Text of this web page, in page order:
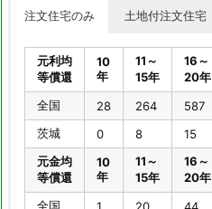
城
注文住宅のみ 土地付注文住宅
元利均
等償還
10
年
11～
15年
16～
20年
全国
28 264 587
茨城
0 8 15
元金均
等償還
10
年
11～
15年
16～
20年
全国